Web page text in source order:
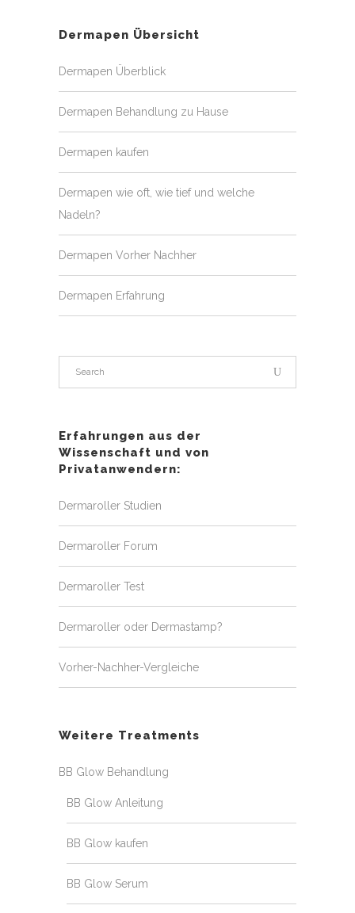
Dermapen Übersicht
Dermapen Überblick
Dermapen Behandlung zu Hause
Dermapen kaufen
Dermapen wie oft, wie tief und welche
Nadeln?
Dermapen Vorher Nachher
Dermapen Erfahrung
Erfahrungen aus der
Wissenschaft und von
Privatanwendern:
Dermaroller Studien
Dermaroller Forum
Dermaroller Test
Dermaroller oder Dermastamp?
Vorher-Nachher-Vergleiche
Weitere Treatments
BB Glow Behandlung
BB Glow Anleitung
BB Glow kaufen
BB Glow Serum